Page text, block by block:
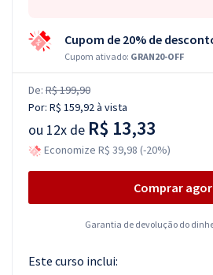
Cupom de 20% de
Cupom ativado: GRAN20-OFF
De: R$ 199,90
Por: R$ 159,92à vista
ou 12x de R$ 13,33
Economize R$ 39,98 (-20%)
Comprar
Garantia de devolução do
Este curso inclui: